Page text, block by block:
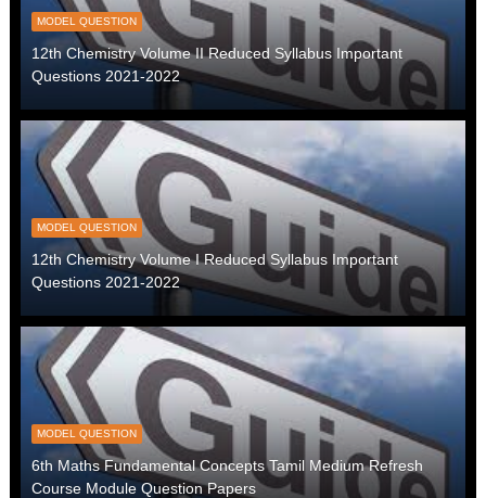
MODEL QUESTION
12th Chemistry Volume II Reduced Syllabus Important
Questions 2021-2022
MODEL QUESTION
12th Chemistry Volume I Reduced Syllabus Important
Questions 2021-2022
MODEL QUESTION
6th Maths Fundamental Concepts Tamil Medium Refresh
Course Module Question Papers